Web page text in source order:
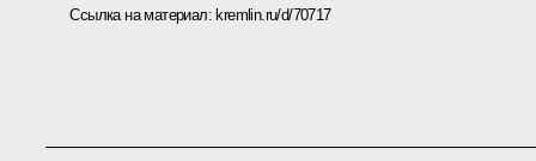
Ссылка на материал: kremlin.ru/d/70717